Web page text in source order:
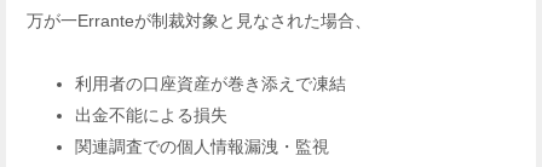
万が一Erranteが制裁対象と見なされた場合、
利用者の口座資産が巻き添えで凍結
出金不能による損失
関連調査での個人情報漏洩・監視